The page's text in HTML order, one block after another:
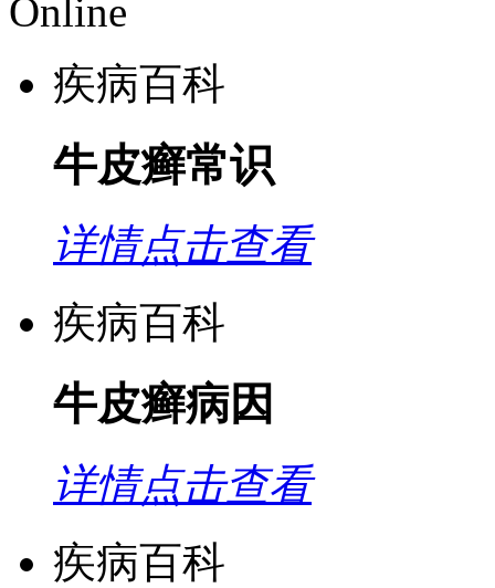
Online
疾病百科
牛皮癣常识
详情点击查看
疾病百科
牛皮癣病因
详情点击查看
疾病百科